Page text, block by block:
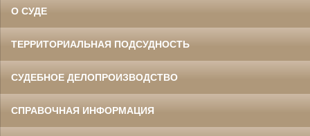
О СУДЕ
ТЕРРИТОРИАЛЬНАЯ ПОДСУДНОСТЬ
СУДЕБНОЕ ДЕЛОПРОИЗВОДСТВО
СПРАВОЧНАЯ ИНФОРМАЦИЯ